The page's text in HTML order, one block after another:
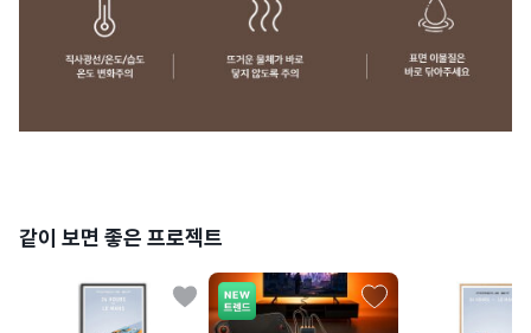
같이 보면 좋은 프로젝트